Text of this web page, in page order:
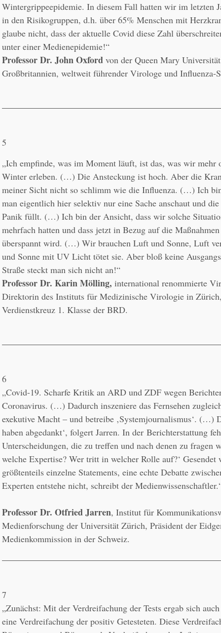
Wintergrippeepidemie. In diesem Fall hatten wir im letzten
in den Risikogruppen, d.h. über 65% Menschen mit
glaube nicht, dass der aktuelle Covid diese Zahl
Professor Dr. John Oxford von der Queen Mary
Großbritannien, weltweit führender Virologe und Influenza-
5
„Ich empfinde, was im Moment läuft, ist das, was wir mehr
Winter erleben. (…) Die Ansteckung ist hoch. Aber die
meiner Sicht nicht so schlimm wie die Influenza. (…) Ich
man eigentlich hier selektiv nur eine Sache anschaut und
Panik füllt. (…) Ich bin der Ansicht, dass wir solche
mehrfach hatten und dass jetzt in Bezug auf die
überspannt wird. (…) Wir brauchen Luft und Sonne, Luft
und Sonne mit UV Licht tötet sie. Aber bloß keine
Professor Dr. Karin Mölling, international renommierte
Direktorin des Instituts für Medizinische Virologie in
Verdienstkreuz 1. Klasse der BRD.
6
„Covid-19. Scharfe Kritik an ARD und ZDF wegen
Coronavirus. (…) Dadurch inszeniere das Fernsehen
exekutive Macht – und betreibe ‚Systemjournalismus‘. (…)
haben abgedankt‘, folgert Jarren. In der Berichterstattung
Unterscheidungen, die zu treffen und nach denen zu fragen
welche Expertise? Wer tritt in welcher Rolle auf?‘ Gesendet
größtenteils einzelne Statements, eine echte Debatte
Experten entstehe nicht, schreibt der
Professor Dr. Otfried Jarren, Institut für
Medienforschung der Universität Zürich, Präsident der
Medienkommission in der Schweiz.
7
„Zunächst: Mit der Verdreifachung der Tests ergab sich
eine Verdreifachung der positiv Getesteten. Diese